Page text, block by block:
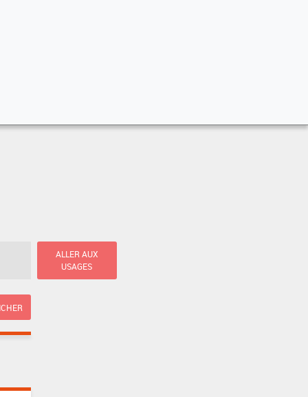
ALLER AUX
USAGES